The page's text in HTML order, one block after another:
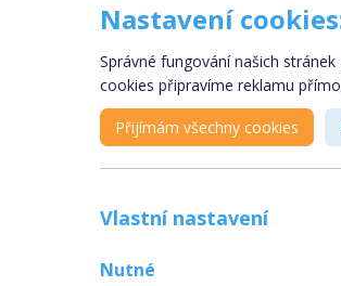
Nazar
Hul
Nastavení
Správné fungování našich
cookies připravíme reklamu
Přijímám všechny cookies
Vlastní nastavení
Nutné